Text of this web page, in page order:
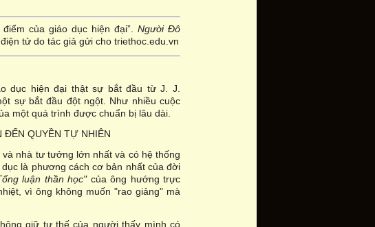
của giáo dục hiện đại”. Người Đô
điện tử do tác giả gửi cho triethoc.edu.vn
dục hiện đại thật sự bắt đầu từ J. J.
sự bắt đầu đột ngột. Như nhiều cuộc
một quá trình được chuẩn bị lâu dài.
ĐẾN QUYỀN TỰ NHIÊN
nhà tư tưởng lớn nhất và có hệ thống
là phương cách cơ bản nhất của đời
luận thần học"của ông hướng trực
vì ông không muốn "rao giảng" mà
giữ tư thế của người thấy mình có